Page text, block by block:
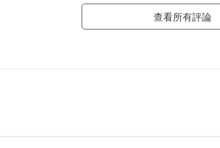
查看所有評論